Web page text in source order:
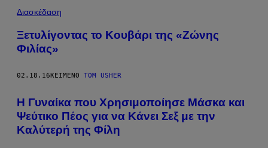
Διασκέδαση
Ξετυλίγοντας το Κουβάρι της «Ζώνης
Φιλίας»
02.18.16ΚΕΊΜΕΝΟ TOM USHER
Η Γυναίκα που Χρησιμοποίησε Μάσκα και
Ψεύτικο Πέος για να Κάνει Σεξ με την
Καλύτερή της Φίλη